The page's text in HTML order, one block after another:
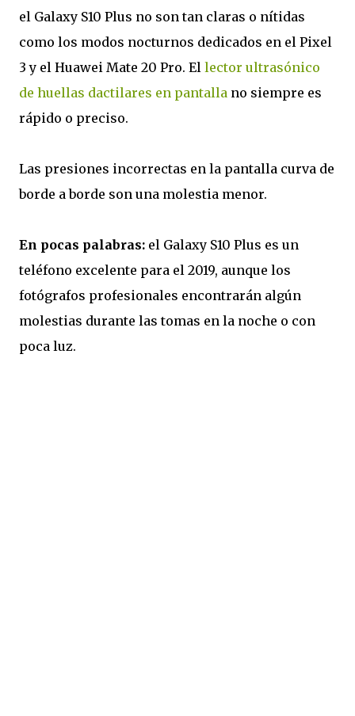
el Galaxy S10 Plus no son tan claras o nítidas
como los modos nocturnos dedicados en el Pixel
3 y el Huawei Mate 20 Pro. El lector ultrasónico
de huellas dactilares en pantalla no siempre es
rápido o preciso.
Las presiones incorrectas en la pantalla curva de
borde a borde son una molestia menor.
En pocas palabras: el Galaxy S10 Plus es un
teléfono excelente para el 2019, aunque los
fotógrafos profesionales encontrarán algún
molestias durante las tomas en la noche o con
poca luz.